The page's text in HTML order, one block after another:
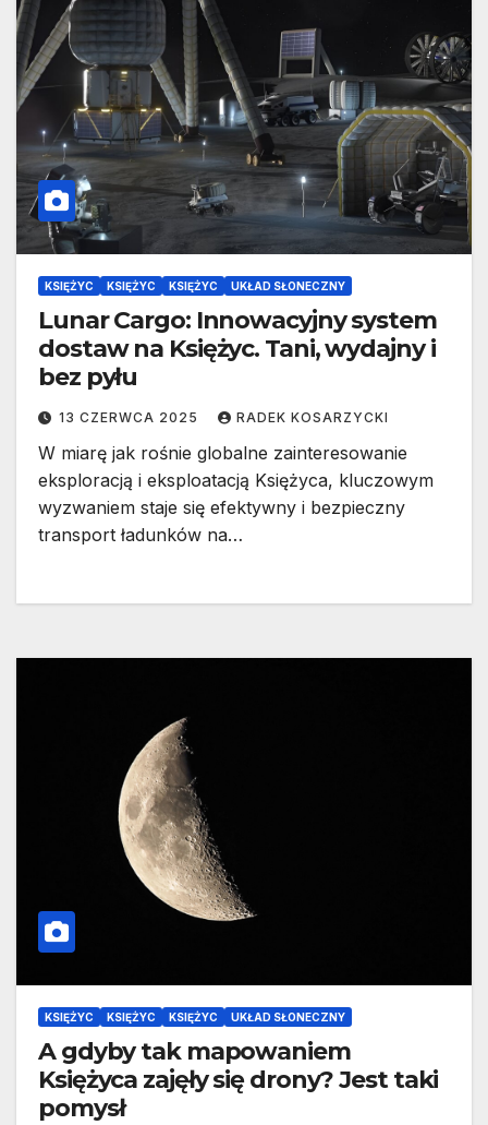
KSIĘŻYC KSIĘŻYC KSIĘŻYC UKŁAD SŁONECZNY
Lunar Cargo: Innowacyjny system
dostaw na Księżyc. Tani, wydajny i
bez pyłu
13 CZERWCA 2025 RADEK KOSARZYCKI
W miarę jak rośnie globalne zainteresowanie
eksploracją i eksploatacją Księżyca, kluczowym
wyzwaniem staje się efektywny i bezpieczny
transport ładunków na…
KSIĘŻYC KSIĘŻYC KSIĘŻYC UKŁAD SŁONECZNY
A gdyby tak mapowaniem
Księżyca zajęły się drony? Jest taki
pomysł